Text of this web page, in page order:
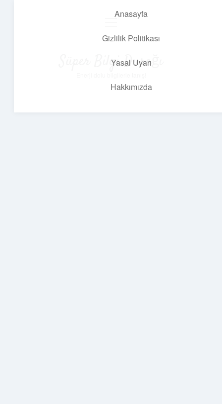
Anasayfa
Gizlilik Politikası
Yasal Uyarı
Hakkımızda
Süper Bilgi Durağı